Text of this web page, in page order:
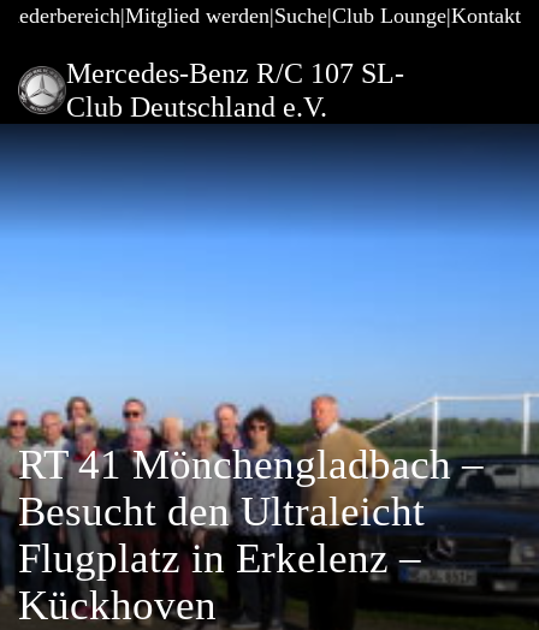
Mitglied werden Suche Club Lounge Kontakt
Mercedes-Benz R/C 107 SL-
Club Deutschland e.V.
RT 41 Mönchengladbach –
Besucht den Ultraleicht
Flugplatz in Erkelenz –
Kückhoven